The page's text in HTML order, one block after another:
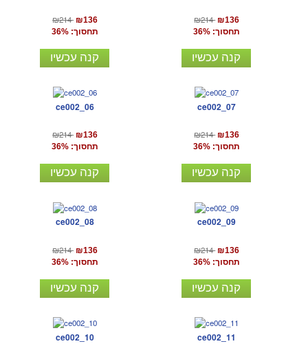
₪214 ₪136
תחסוך: 36%
קנה עכשיו
₪214 ₪136
תחסוך: 36%
קנה עכשיו
ce002_06
₪214 ₪136
תחסוך: 36%
קנה עכשיו
ce002_07
₪214 ₪136
תחסוך: 36%
קנה עכשיו
ce002_08
₪214 ₪136
תחסוך: 36%
קנה עכשיו
ce002_09
₪214 ₪136
תחסוך: 36%
קנה עכשיו
ce002_10 ce002_11